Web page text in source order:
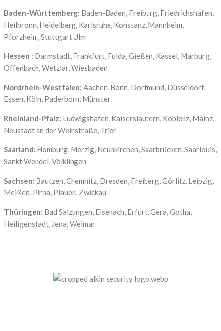
Baden-Württemberg: Baden-Baden, Freiburg, Friedrichshafen,
Heilbronn, Heidelberg, Karlsruhe, Konstanz, Mannheim,
Pforzheim, Stuttgart Ulm
Hessen : Darmstadt, Frankfurt, Fulda, Gießen, Kassel, Marburg,
Offenbach, Wetzlar, Wiesbaden
Nordrhein-Westfalen: Aachen, Bonn, Dortmund, Düsseldorf,
Essen, Köln, Paderborn, Münster
Rheinland-Pfalz: Ludwigshafen, Kaiserslautern, Koblenz, Mainz,
Neustadt an der Weinstraße, Trier
Saarland: Homburg, Merzig, Neunkirchen, Saarbrücken, Saarlouis,
Sankt Wendel, Völklingen
Sachsen: Bautzen, Chemnitz, Dresden, Freiberg, Görlitz, Leipzig,
Meißen, Pirna, Plauen, Zwickau
Thüringen: Bad Salzungen, Eisenach, Erfurt, Gera, Gotha,
Heiligenstadt, Jena, Weimar